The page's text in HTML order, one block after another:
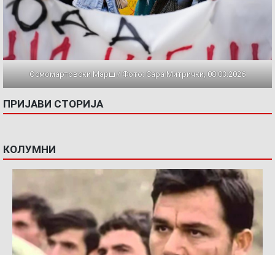
Осмомартовски Марш / Фото: Сара Митрички, 08.03.2026
ПРИЈАВИ СТОРИЈА
КОЛУМНИ